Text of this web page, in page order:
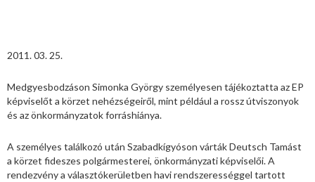
2011. 03. 25.
Medgyesbodzáson Simonka György személyesen tájékoztatta az EP
képviselőt a körzet nehézségeiről, mint például a rossz útviszonyok
és az önkormányzatok forráshiánya.
A személyes találkozó után Szabadkígyóson várták Deutsch Tamást
a körzet fideszes polgármesterei, önkormányzati képviselői. A
rendezvény a választókerületben havi rendszerességgel tartott